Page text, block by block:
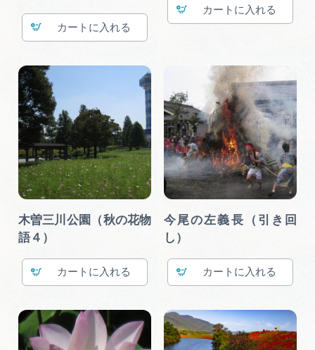
カート
カート
木曽三川公園（秋の花物
語４）
カート
今尾の左義長（引き回
し）
カート